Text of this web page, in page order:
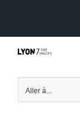
contenu
Aller à...